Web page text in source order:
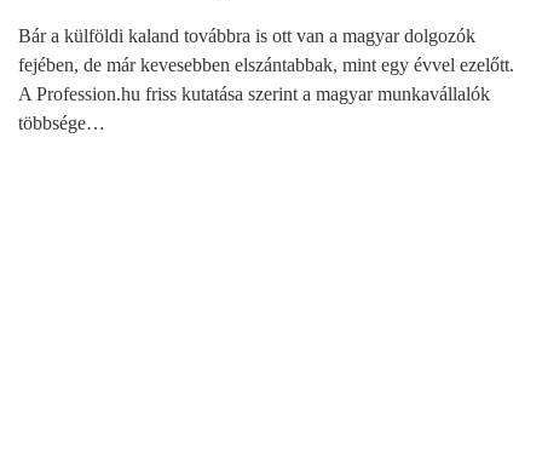
Bár a külföldi kaland továbbra is ott van a magyar dolgozók
fejében, de már kevesebben elszántabbak, mint egy évvel ezelőtt.
A Profession.hu friss kutatása szerint a magyar munkavállalók
többsége…